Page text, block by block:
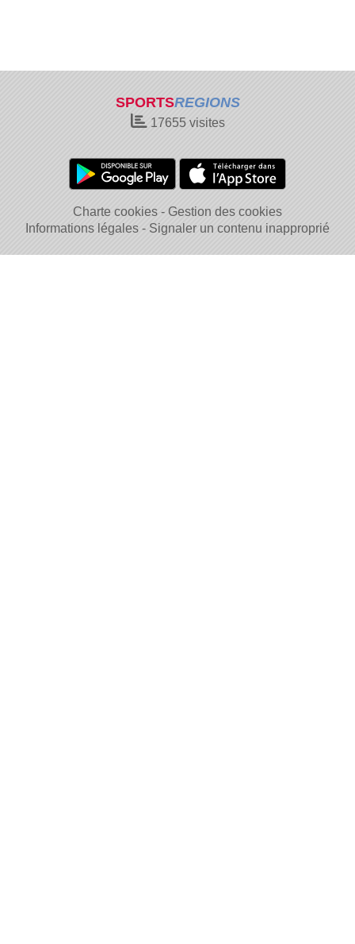
SPORTSREGIONS
17655visites
Charte cookies
Gestion des cookies
Informations légales
Signaler un contenu inapproprié